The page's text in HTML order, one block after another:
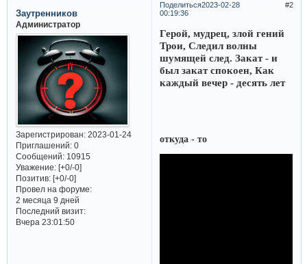
Поделиться 2
2023-02-28
00:19:36
Заутренников
Администратор
Зарегистрирован: 2023-01-24
Приглашений:0
Сообщений:10915
Уважение: [+0/-0]
Позитив: [+0/-0]
Провел на форуме:
2 месяца 9 дней
Последний визит:
Вчера 23:01:50
Герой, мудрец, злой гений
Трои, Следил волны
шумящей след. Закат - и
был закат спокоен, Как
каждый вечер - десять лет
откуда - то